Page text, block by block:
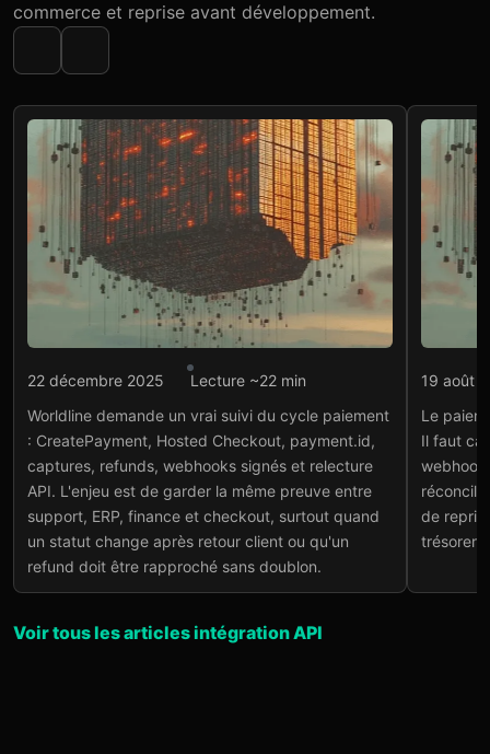
commerce et reprise avant développement.
Intégration API
webhooks
Lire l'article→
22 décembre 2025
Lecture ~22 min
Worldline demande un vrai suivi du cycle paiement
: CreatePayment, Hosted Checkout, payment.id,
captures, refunds, webhooks signés et relecture
API. L'enjeu est de garder la même preuve entre
support, ERP, finance et checkout, surtout quand
un statut change après retour client ou qu'un
refund doit être rapproché sans doublon.
un
run
19 août
Le
Il faut
de
Voir tous les articles intégration API